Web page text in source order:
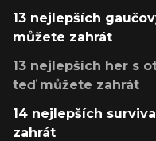
13 nejlepších
můžete zahrát
13 nejlepších her s
teď můžete zahrát
14 nejlepších
zahrát